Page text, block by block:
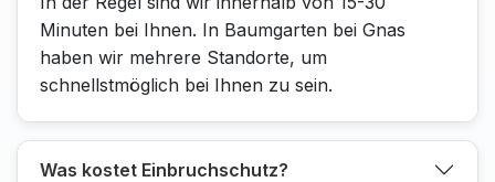
Minuten bei Ihnen. In Baumgarten bei Gnas
haben wir mehrere Standorte, um
schnellstmöglich bei Ihnen zu sein.
Was kostet Einbruchschutz?